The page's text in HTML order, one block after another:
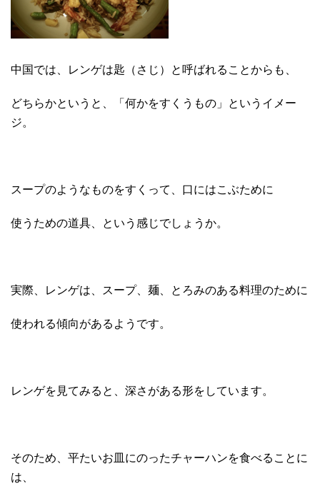
中国では、レンゲは匙（さじ）と呼ばれることからも、
どちらかというと、「何かをすくうもの」というイメー
ジ。
スープのようなものをすくって、口にはこぶために
使うための道具、という感じでしょうか。
実際、レンゲは、スープ、麺、とろみのある料理のために
使われる傾向があるようです。
レンゲを見てみると、深さがある形をしています。
そのため、平たいお皿にのったチャーハンを食べることに
は、